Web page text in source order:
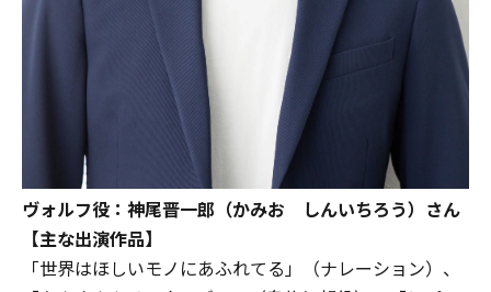
ヴォルフ役：神尾晋一郎（かみお しんいちろう）さん
【主な出演作品】
「世界はほしいモノにあふれてる」（ナレーション）、